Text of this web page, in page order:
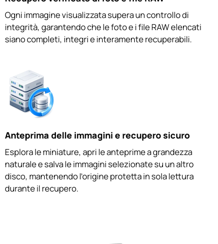
Ogni immagine visualizzata supera un controllo di
integrità, garantendo che le foto e i file RAW elencati
siano completi, integri e interamente recuperabili.
Anteprima delle immagini e recupero sicuro
Esplora le miniature, apri le anteprime a grandezza
naturale e salva le immagini selezionate su un altro
disco, mantenendo l’origine protetta in sola lettura
durante il recupero.